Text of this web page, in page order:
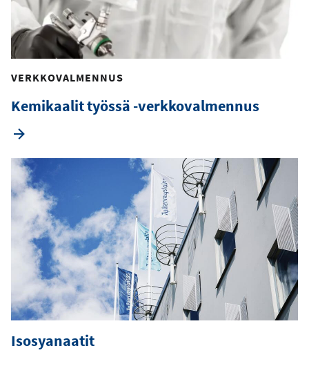
VERKKOVALMENNUS
Kemikaalit työssä -verkkovalmennus
Isosyanaatit